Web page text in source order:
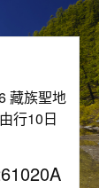
藏族聖地
行10日